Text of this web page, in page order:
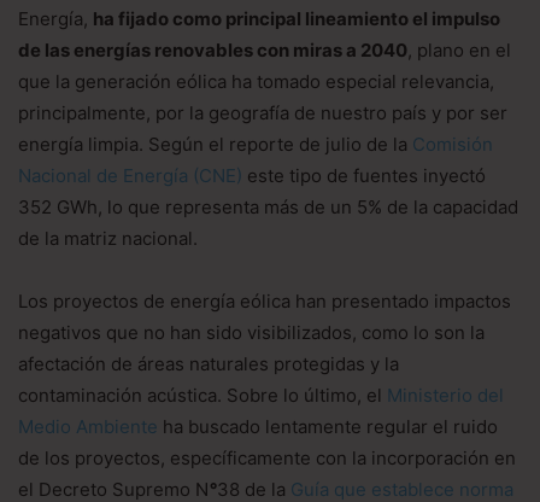
Energía, ha fijado como principal lineamiento el impulso
de las energías renovables con miras a 2040, plano en el
que la generación eólica ha tomado especial relevancia,
principalmente, por la geografía de nuestro país y por ser
energía limpia. Según el reporte de julio de la Comisión
Nacional de Energía (CNE) este tipo de fuentes inyectó
352 GWh, lo que representa más de un 5% de la capacidad
de la matriz nacional.
Los proyectos de energía eólica han presentado impactos
negativos que no han sido visibilizados, como lo son la
afectación de áreas naturales protegidas y la
contaminación acústica. Sobre lo último, el Ministerio del
Medio Ambiente ha buscado lentamente regular el ruido
de los proyectos, específicamente con la incorporación en
el Decreto Supremo N°38 de la Guía que establece norma